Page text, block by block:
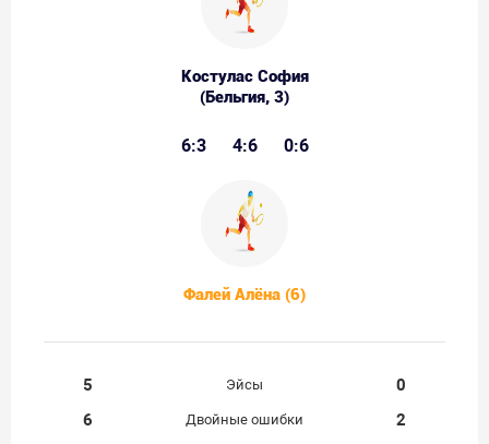
Костулас София
(Бельгия, 3)
6:3 4:6 0:6
Фалей Алёна (6)
5 Эйсы
0
6
Двойные ошибки
2